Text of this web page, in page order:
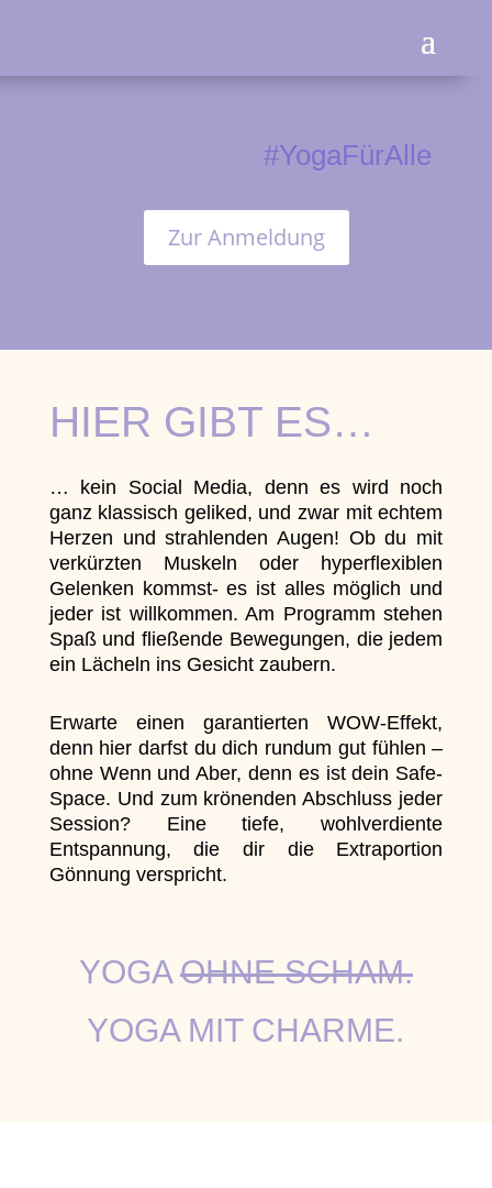
#YogaFürAlle
Zur Anmeldung
HIER GIBT ES…
… kein Social Media, denn es wird noch
ganz klassisch geliked, und zwar mit echtem
Herzen und strahlenden Augen! Ob du mit
verkürzten Muskeln oder hyperflexiblen
Gelenken kommst- es ist alles möglich und
jeder ist willkommen. Am Programm stehen
Spaß und fließende Bewegungen, die jedem
ein Lächeln ins Gesicht zaubern.
Erwarte einen garantierten WOW-Effekt,
denn hier darfst du dich rundum gut fühlen –
ohne Wenn und Aber, denn es ist dein Safe-
Space. Und zum krönenden Abschluss jeder
Session? Eine tiefe, wohlverdiente
Entspannung, die dir die Extraportion
Gönnung verspricht.
YOGAOHNE SCHAM.
YOGA MIT CHARME.